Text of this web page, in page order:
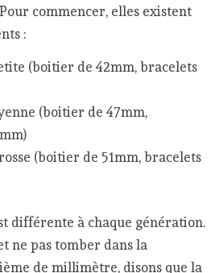
commencer, elles existent
:
(boitier de 42mm, bracelets
(boitier de 47mm,
(boitier de 51mm, bracelets
différente à chaque génération.
ne pas tomber dans la
de millimètre, disons que la